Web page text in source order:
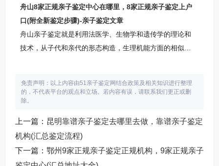
舟山8家正规亲子鉴定中心在哪里，8家正规亲子鉴定上户
口(附全新鉴定步骤)-亲子鉴定文章
舟山亲子鉴定就是利用法医学、生物学和遗传学的理论和
技术，从子代和亲代的形态构造，生理机能方面的相似特
鉴定咨询中心机构地址：舟山市武珞路717号国际大厦7楼
咨询范围：包括：个人(隐私)亲子鉴定、司法亲子鉴定、
胎儿产前亲子鉴定、亲缘关系鉴定、上户口及移民等DNA
或微信联系正规舟山亲子鉴定机构，详细说
免责声明：以上内容由51亲子鉴定网结合政策及相关知识进行整理
的，不代表平台的观点和立场。若内容有误，请联系我们更正或删
除。
上一篇： 昆明靠谱亲子鉴定去哪里去做，靠谱亲子鉴定
机构(汇总鉴定流程)
下一篇： 鄂州9家正规亲子鉴定正规机构，9家正规亲子